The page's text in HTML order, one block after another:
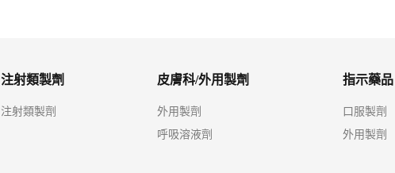
注射類製劑
注射類製劑
皮膚科/外用製劑
外用製劑
呼吸溶液劑
指示藥品
口服製劑
外用製劑